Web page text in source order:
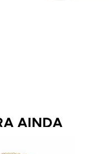
AINDA